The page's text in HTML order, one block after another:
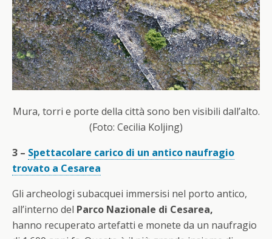
Mura, torri e porte della città sono ben visibili dall’alto.
(Foto: Cecilia Koljing)
3 – Spettacolare carico di un antico naufragio
trovato a Cesarea
Gli archeologi subacquei immersisi nel porto antico,
all’interno del Parco Nazionale di Cesarea,
hanno recuperato artefatti e monete da un naufragio